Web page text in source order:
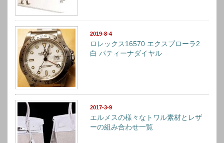
2019-8-4
ロレックス16570 エクスプローラ2
白 パティーナダイヤル
2017-3-9
エルメスの様々なトワル素材とレザ
ーの組み合わせ一覧